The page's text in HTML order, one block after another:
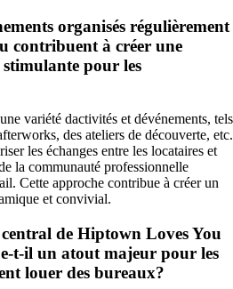
organisés régulièrement
contribuent à créer une
pour les
variété dactivités et dévénements, tels
des ateliers de découverte, etc.
les échanges entre les locataires et
la communauté professionnelle
Cette approche contribue à créer un
et convivial.
de Hiptown Loves You
t-il un atout majeur pour les
louer des bureaux?